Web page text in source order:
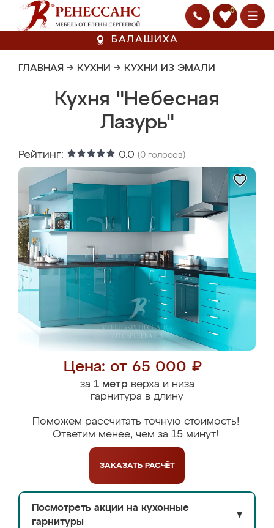
0
БАЛАШИХА
ГЛАВНАЯ → КУХНИ → КУХНИ ИЗ ЭМАЛИ
Кухня "Небесная
Лазурь"
Рейтинг: 0.0 (0 голосов)
Цена: от 65 000 ₽
за 1 метрверха и низа
гарнитура в длину
Поможем рассчитать точную стоимость!
Ответим менее, чем за 15 минут!
ЗАКАЗАТЬ РАСЧЁТ
Посмотреть акции на кухонные
гарнитуры
▼